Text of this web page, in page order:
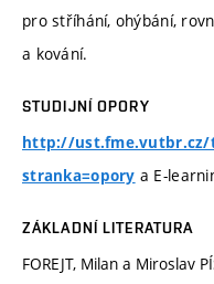
pro stříhání, ohýbání,
a kování.
STUDIJNÍ OPORY
http://
stranka=opory a E-
ZÁKLADNÍ LITERATURA
FOREJT, Milan a Miroslav